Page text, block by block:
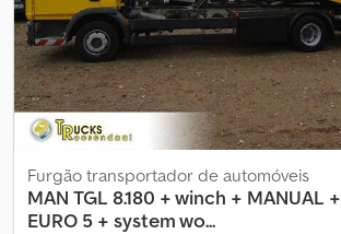
Furgão transportador de automóveis
MAN TGL 8.180 + winch + MANUAL +
EURO 5 + system wo...